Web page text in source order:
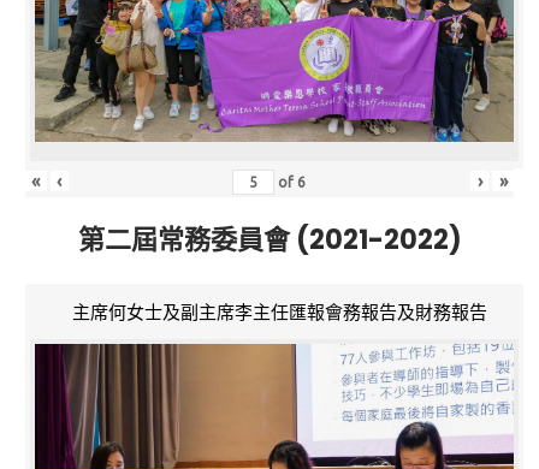
« ‹ of 6 › »
第二屆常務委員會 (2021-2022)
主席何女士及副主席李主任匯報會務報告及財務報告